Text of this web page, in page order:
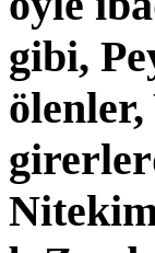
gibi,
ölenler,